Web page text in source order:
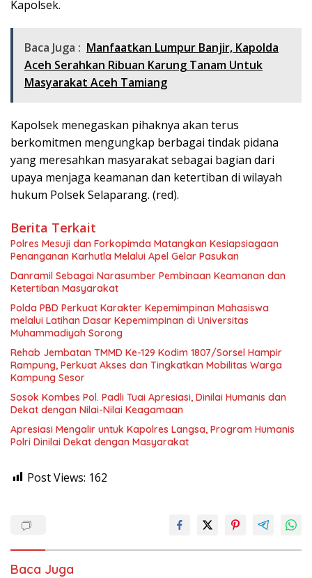
Kapolsek.
Baca Juga : Manfaatkan Lumpur Banjir, Kapolda
Aceh Serahkan Ribuan Karung Tanam Untuk
Masyarakat Aceh Tamiang
Kapolsek menegaskan pihaknya akan terus
berkomitmen mengungkap berbagai tindak pidana
yang meresahkan masyarakat sebagai bagian dari
upaya menjaga keamanan dan ketertiban di wilayah
hukum Polsek Selaparang. (red).
Berita Terkait
Polres Mesuji dan Forkopimda Matangkan Kesiapsiagaan
Penanganan Karhutla Melalui Apel Gelar Pasukan
Danramil Sebagai Narasumber Pembinaan Keamanan dan
Ketertiban Masyarakat
Polda PBD Perkuat Karakter Kepemimpinan Mahasiswa
melalui Latihan Dasar Kepemimpinan di Universitas
Muhammadiyah Sorong
Rehab Jembatan TMMD Ke-129 Kodim 1807/Sorsel Hampir
Rampung, Perkuat Akses dan Tingkatkan Mobilitas Warga
Kampung Sesor
Sosok Kombes Pol. Padli Tuai Apresiasi, Dinilai Humanis dan
Dekat dengan Nilai-Nilai Keagamaan
Apresiasi Mengalir untuk Kapolres Langsa, Program Humanis
Polri Dinilai Dekat dengan Masyarakat
Post Views: 162
Baca Juga